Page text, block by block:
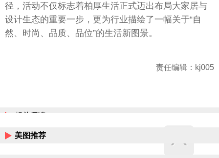
径，活动不仅标志着柏厚生活正式迈出布局大家居与
设计生态的重要一步，更为行业描绘了一幅关于“自
然、时尚、品质、品位”的生活新图景。
责任编辑：kj005
相关阅读
美图推荐